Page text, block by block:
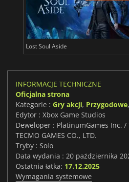
Lost Soul Aside
INFORMACJE TECHNICZNE
Oficjalna strona
Kategorie : Gry akcji, Przygodowe,
Edytor : Xbox Game Studios
Deweloper : PlatinumGames Inc. /
TECMO GAMES CO., LTD.
Tryby : Solo
Data wydania : 20 października
Ostatnia łatka: 17.12.2025
Wymagania systemowe